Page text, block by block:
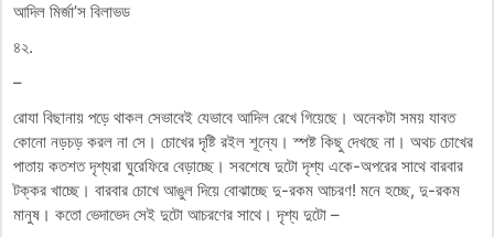
আদিল মির্জা’স বিলাভড
৪২.
–
রোযা বিছানায় পড়ে থাকল সেভাবেই যেভাবে আদিল রেখে গিয়েছে। অনেকটা সময় যাবত
কোনো নড়চড় করল না সে। চোখের দৃষ্টি রইল শূন্যে। স্পষ্ট কিছু দেখছে না। অথচ চোখের
পাতায় কতশত দৃশ্যরা ঘুরেফিরে বেড়াচ্ছে। সবশেষে দুটো দৃশ্য একে-অপরের সাথে বারবার
টক্কর খাচ্ছে। বারবার চোখে আঙুল দিয়ে বোঝাচ্ছে দু-রকম আচরণ! মনে হচ্ছে, দু-রকম
মানুষ। কতো ভেদাভেদ সেই দুটো আচরণের সাথে। দৃশ্য দুটো –